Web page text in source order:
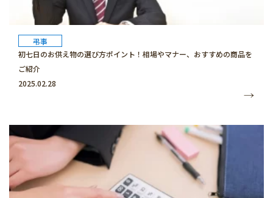
弔事
初七日のお供え物の選び方ポイント！相場やマナー、おすすめの商品を
ご紹介
2025.02.28